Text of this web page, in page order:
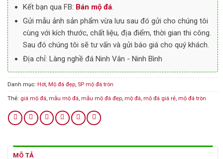
Kết bạn qua FB: Bán mộ đá.
Gửi mẫu ảnh sản phẩm vừa lưu sau đó gửi cho chúng tôi
cùng với kích thước, chất liệu, địa điểm, thời gian thi công.
Sau đó chúng tôi sẽ tư vấn và gửi báo giá cho quý khách.
Địa chỉ: Làng nghề đá Ninh Vân - Ninh Bình
Danh mục: Hót, Mộ đá đẹp, SP mộ đá tròn
Thẻ: giá mộ đá, mẫu mộ đá, mẫu mộ đá đẹp, mộ đá, mộ đá giá rẻ, mộ đá tròn
MÔ TẢ